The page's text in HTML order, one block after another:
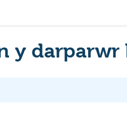
y darparwr